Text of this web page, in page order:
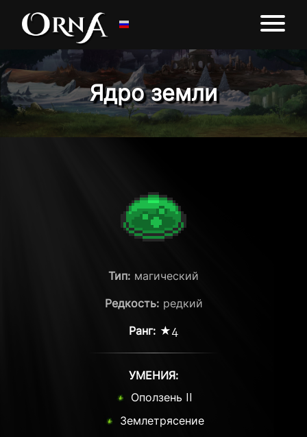
Ядро земли
Тип: магический
Редкость: редкий
Ранг: ★4
УМЕНИЯ:
Оползень II
Землетрясение